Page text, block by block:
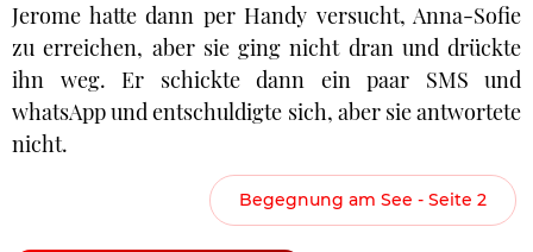
Jerome hatte dann per Handy versucht, Anna-Sofie
zu erreichen, aber sie ging nicht dran und drückte
ihn weg. Er schickte dann ein paar SMS und
whatsApp und entschuldigte sich, aber sie antwortete
nicht.
Begegnung am See - Seite 2